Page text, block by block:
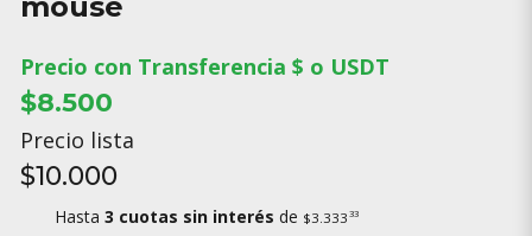
Precio con Transferencia $ o USDT
$8.500
Precio lista
$10.000
Hasta 3 cuotas sin interés de $3.333 33